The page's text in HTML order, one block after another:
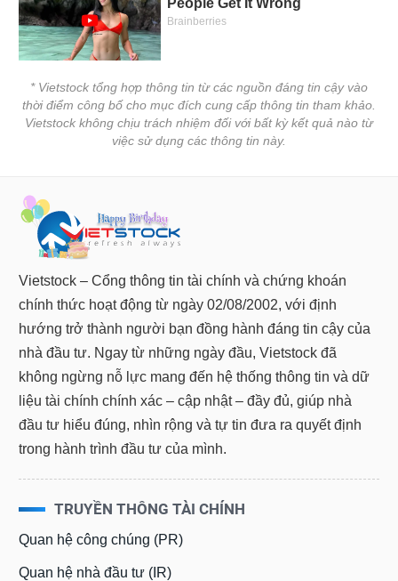
* Vietstock tổng hợp thông tin từ các nguồn đáng tin cậy vào
thời điểm công bố cho mục đích cung cấp thông tin tham khảo.
Vietstock không chịu trách nhiệm đối với bất kỳ kết quả nào từ
việc sử dụng các thông tin này.
Vietstock – Cổng thông tin tài chính và chứng khoán
chính thức hoạt động từ ngày 02/08/2002, với định
hướng trở thành người bạn đồng hành đáng tin cậy của
nhà đầu tư. Ngay từ những ngày đầu, Vietstock đã
không ngừng nỗ lực mang đến hệ thống thông tin và dữ
liệu tài chính chính xác – cập nhật – đầy đủ, giúp nhà
đầu tư hiểu đúng, nhìn rộng và tự tin đưa ra quyết định
trong hành trình đầu tư của mình.
TRUYỀN THÔNG TÀI CHÍNH
Quan hệ công chúng (PR)
Quan hệ nhà đầu tư (IR)